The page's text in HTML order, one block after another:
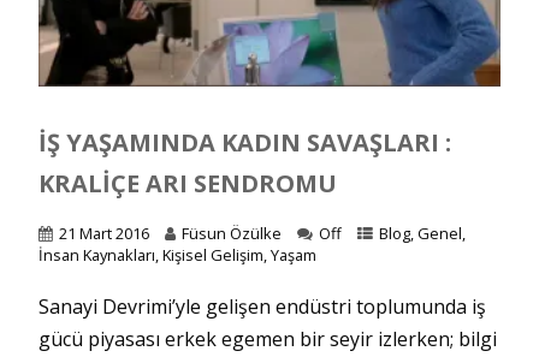
İŞ YAŞAMINDA KADIN SAVAŞLARI :
KRALIÇE ARI SENDROMU
21 Mart 2016 Füsun Özülke Off Blog,Genel,
İnsan Kaynakları,Kişisel Gelişim,Yaşam
Sanayi Devrimi’yle gelişen endüstri toplumunda iş
gücü piyasası erkek egemen bir seyir izlerken; bilgi